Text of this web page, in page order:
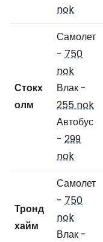
nok
Стокх
олм
Самолет
- 750
nok
Влак -
255 nok
Автобус
- 299
nok
Тронд
хайм
Самолет
- 750
nok
Влак -